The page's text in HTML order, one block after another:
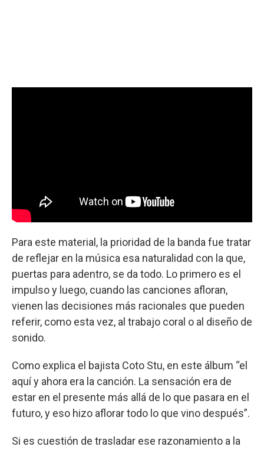
Para este material, la prioridad de la banda fue tratar
de reflejar en la música esa naturalidad con la que,
puertas para adentro, se da todo. Lo primero es el
impulso y luego, cuando las canciones afloran,
vienen las decisiones más racionales que pueden
referir, como esta vez, al trabajo coral o al diseño de
sonido.
Como explica el bajista Coto Stu, en este álbum “el
aquí y ahora era la canción. La sensación era de
estar en el presente más allá de lo que pasara en el
futuro, y eso hizo aflorar todo lo que vino después”.
Si es cuestión de trasladar ese razonamiento a la